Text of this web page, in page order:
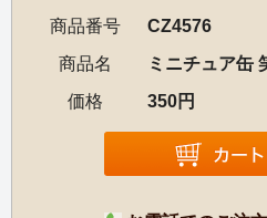
商品番号
CZ4576
商品名
ミニチュア缶
価格
350円